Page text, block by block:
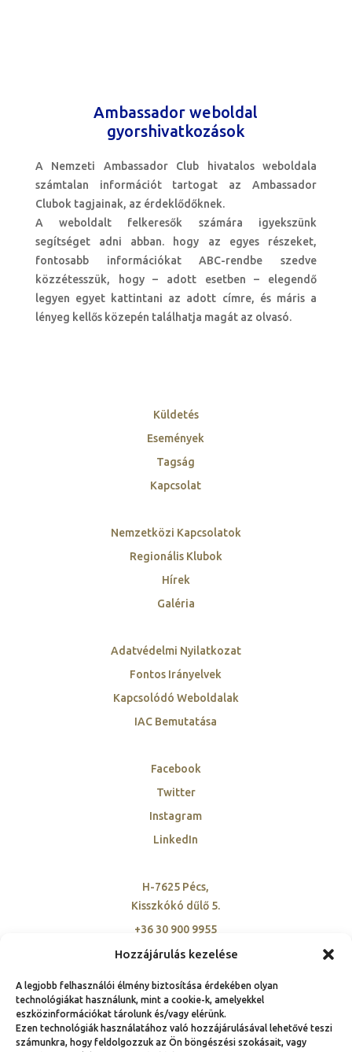
Hozzájárulás kezelése
A legjobb felhasználói élmény biztosítása érdekében olyan
technológiákat használunk, mint a cookie-k, amelyekkel
eszközinformációkat tárolunk és/vagy elérünk.
Ezen technológiák használatához való hozzájárulásával lehetővé teszi
számunkra, hogy feldolgozzuk az Ön böngészési szokásait, vagy
Ambassador weboldal
gyorshivatkozások
A Nemzeti Ambassador Club hivatalos weboldala
számtalan információt tartogat az Ambassador
Clubok tagjainak, az érdeklődőknek.
A weboldalt felkeresők számára igyekszünk
segítséget adni abban. hogy az egyes részeket,
fontosabb információkat ABC-rendbe szedve
közzétesszük, hogy – adott esetben – elegendő
legyen egyet kattintani az adott címre, és máris a
lényeg kellős közepén találhatja magát az olvasó.
Küldetés
Események
Tagság
Kapcsolat
Nemzetközi Kapcsolatok
Regionális Klubok
Hírek
Galéria
Adatvédelmi Nyilatkozat
Fontos Irányelvek
Kapcsolódó Weboldalak
IAC Bemutatása
Facebook
Twitter
Instagram
LinkedIn
H-7625 Pécs,
Kisszkókó dűlő 5.
+36 30 900 9955
szovetseg@ambassadorclub-hu.org